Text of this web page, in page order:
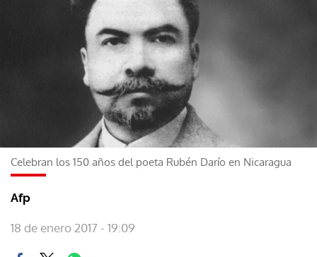
Celebran los 150 años del poeta Rubén Darío en Nicaragua
Afp
18 de enero 2017 - 19:09